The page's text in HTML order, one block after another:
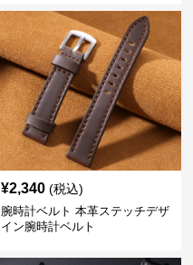
¥2,340 (税込)
腕時計ベルト 本革ステッチデザ
イン腕時計ベルト